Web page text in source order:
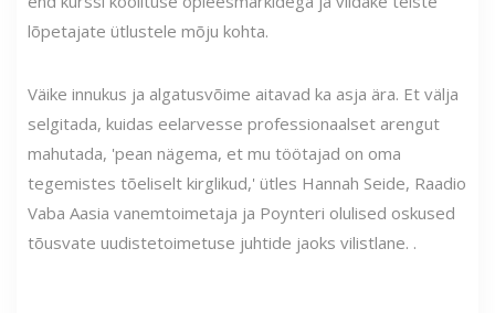
lõpetajate ütlustele mõju kohta.
Väike innukus ja algatusvõime aitavad ka asja ära. Et välja
selgitada, kuidas eelarvesse professionaalset arengut
mahutada, 'pean nägema, et mu töötajad on oma
tegemistes tõeliselt kirglikud,' ütles Hannah Seide, Raadio
Vaba Aasia vanemtoimetaja ja Poynteri olulised oskused
tõusvate uudistetoimetuse juhtide jaoks vilistlane. .